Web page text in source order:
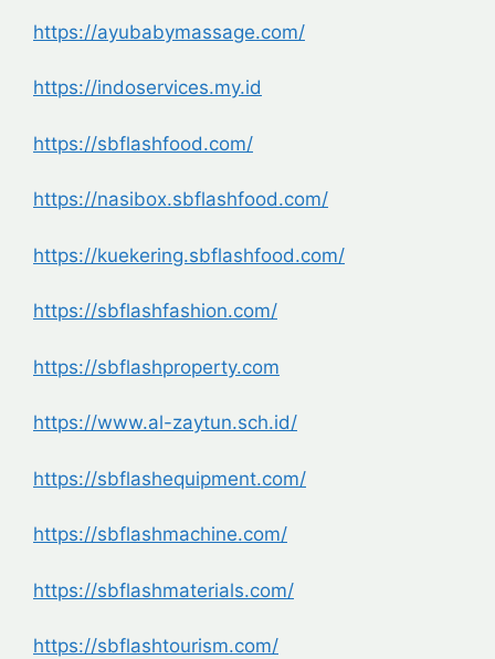
https://ayubabymassage.com/
https://indoservices.my.id
https://sbflashfood.com/
https://nasibox.sbflashfood.com/
https://kuekering.sbflashfood.com/
https://sbflashfashion.com/
https://sbflashproperty.com
https://www.al-zaytun.sch.id/
https://sbflashequipment.com/
https://sbflashmachine.com/
https://sbflashmaterials.com/
https://sbflashtourism.com/